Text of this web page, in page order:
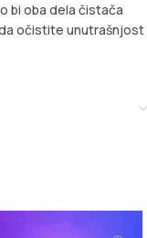
bi oba dela čistača
očistite unutrašnjost